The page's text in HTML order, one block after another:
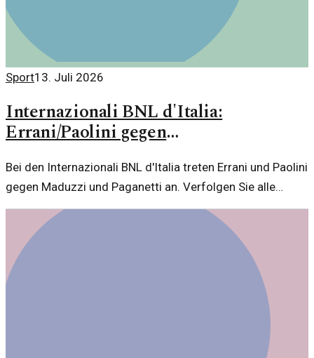
Sport13. Juli 2026
Internazionali BNL d'Italia:
Errani/Paolini gegen
Bei den Internazionali BNL d'Italia treten Errani und Paolini
gegen Maduzzi und Paganetti an. Verfolgen Sie alle
Matches im Ticker und erfahren Sie mehr über die
Spielerinnen und deren Chancen.